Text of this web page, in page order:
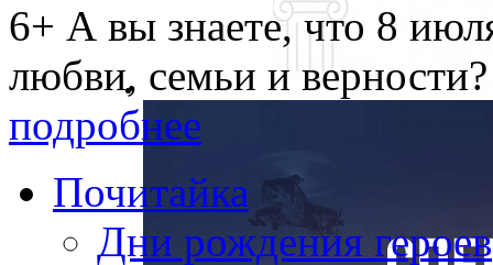
6+ А вы знаете, что 8
любви, семьи и верности?
подробнее
Почитайка
Дни рождения героев